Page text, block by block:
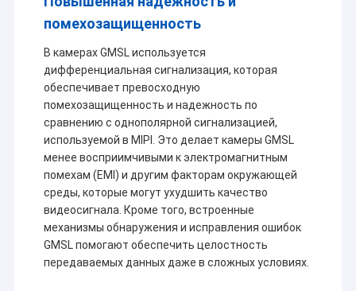
Главная страница
помехозащищенность
В камерах GMSL используется
дифференциальная сигнализация, которая
обеспечивает превосходную
помехозащищенность и надежность по
сравнению с однополярной сигнализацией,
используемой в MIPI. Это делает камеры GMSL
менее восприимчивыми к электромагнитным
помехам (EMI) и другим факторам окружающей
среды, которые могут ухудшить качество
видеосигнала. Кроме того, встроенные
механизмы обнаружения и исправления ошибок
GMSL помогают обеспечить целостность
передаваемых данных даже в сложных условиях.